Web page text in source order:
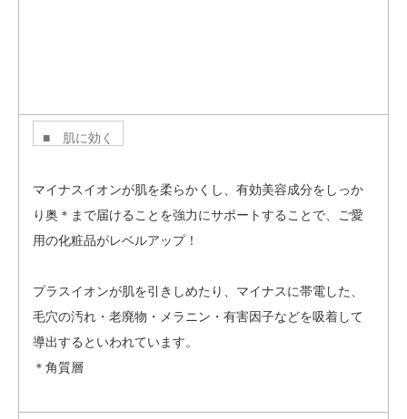
■ 肌に効く
マイナスイオンが肌を柔らかくし、有効美容成分をしっか
り奥＊まで届けることを強力にサポートすることで、ご愛
用の化粧品がレベルアップ！
プラスイオンが肌を引きしめたり、マイナスに帯電した、
毛穴の汚れ・老廃物・メラニン・有害因子などを吸着して
導出するといわれています。
＊角質層